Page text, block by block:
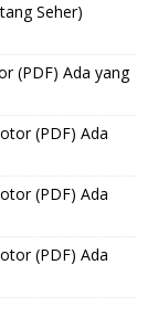
Seher)
(PDF) Ada yang
(PDF) Ada
(PDF) Ada
(PDF) Ada